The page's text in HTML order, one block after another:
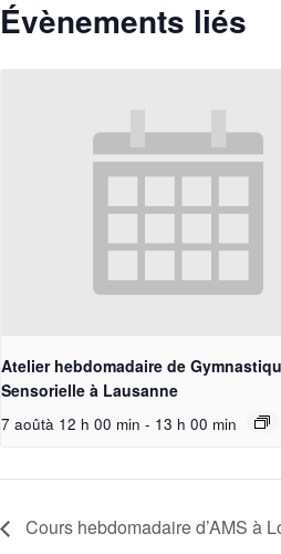
Évènements liés
Atelier hebdomadaire de
Sensorielle à Lausanne
7 aoûtà 12 h 00 min - 13 h 00 min
Cours hebdomadaire d’AMS à